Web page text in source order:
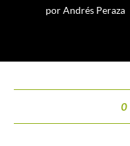
porAndrés Peraza
0